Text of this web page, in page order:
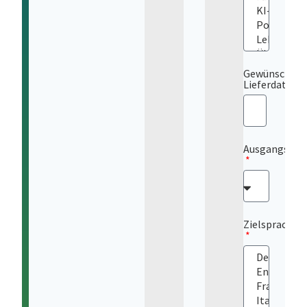
Gewünschtes
Lieferdatum
Zielsprache